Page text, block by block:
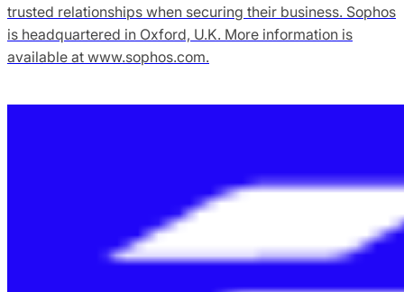
trusted relationships when securing their business. Sophos
is headquartered in Oxford, U.K. More information is
available at www.sophos.com.